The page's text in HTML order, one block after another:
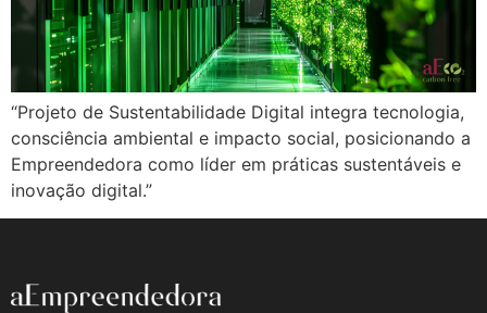
“Projeto de Sustentabilidade Digital integra tecnologia,
consciência ambiental e impacto social, posicionando a
Empreendedora como líder em práticas sustentáveis e
inovação digital.”